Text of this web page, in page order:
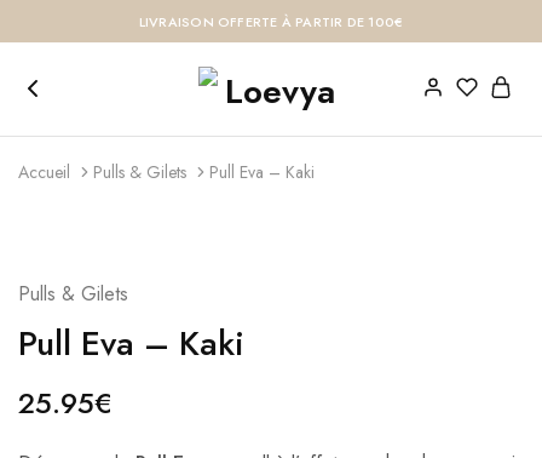
LIVRAISON OFFERTE À PARTIR DE 100€
Accueil Pulls & Gilets Pull Eva – Kaki
Pulls & Gilets
Pull Eva – Kaki
25.95€